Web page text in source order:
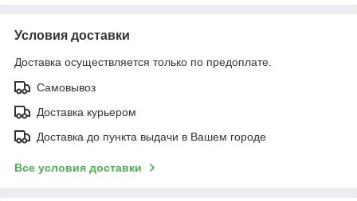
Условия доставки
Доставка осуществляется только по предоплате.
Самовывоз
Доставка курьером
Доставка до пункта выдачи в Вашем городе
Все условия доставки